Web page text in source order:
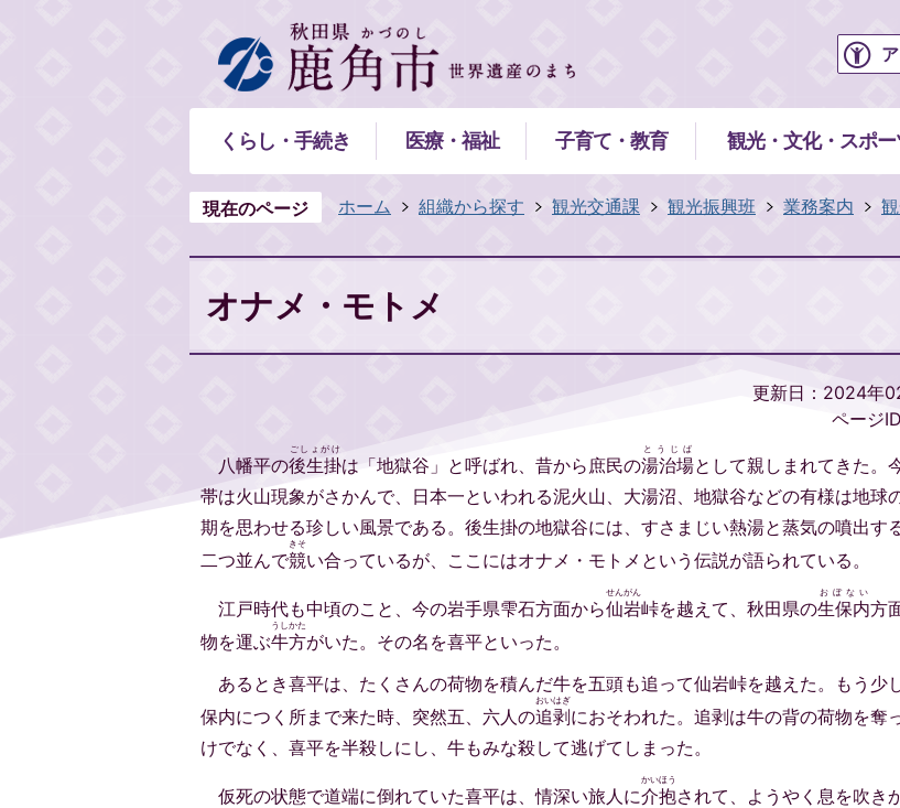
くらし・手続き 医療・福祉 子育て・教育 観光・文化・スポー
現在のページ ホーム 組織から探す 観光交通課 観光振興班 業務案内
オナメ・モトメ
更新日：2024年
ページ
八幡平の後生掛
ごしょがけ
は「地獄谷」と呼ばれ、昔から庶民の湯治場
とうじば
として親しまれてきた。
帯は火山現象がさかんで、日本一といわれる泥火山、大湯沼、地獄谷などの有様は地球
期を思わせる珍しい風景である。後生掛の地獄谷には、すさまじい熱湯と蒸気の噴出す
二つ並んで競
きそ
い合っているが、ここにはオナメ・モトメという伝説が語られている。
江戸時代も中頃のこと、今の岩手県雫石方面から仙岩
せんがん
峠を越えて、秋田県の生保内
おぼない
方
物を運ぶ牛方
うしかた
がいた。その名を喜平といった。
あるとき喜平は、たくさんの荷物を積んだ牛を五頭も追って仙岩峠を越えた。もう少
保内につく所まで来た時、突然五、六人の追剥
おいはぎ
におそわれた。追剥は牛の背の荷物を奪
けでなく、喜平を半殺しにし、牛もみな殺して逃げてしまった。
仮死の状態で道端に倒れていた喜平は、情深い旅人に介抱
かいほう
されて、ようやく息を吹き